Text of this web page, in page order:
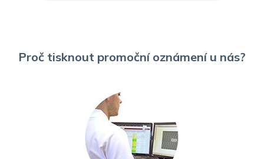
Proč tisknout promoční oznámení u nás?